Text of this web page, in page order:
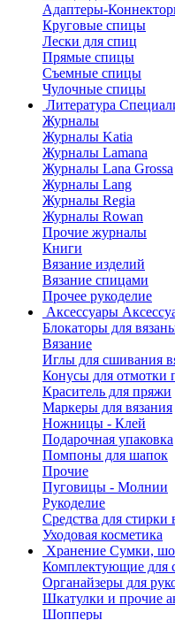
Адаптеры-
Круговые спицы
Лески для спиц
Прямые спицы
Съемные спицы
Чулочные спицы
Литература
Журналы
Журналы Katia
Журналы Lamana
Журналы Lana Grossa
Журналы Lang
Журналы Regia
Журналы Rowan
Прочие журналы
Книги
Вязание изделий
Вязание спицами
Прочее рукоделие
Аксессуары
Блокаторы для
Вязание
Иглы для сшивания
Конусы для отмотки
Краситель для пряжи
Маркеры для вязания
Ножницы - Клей
Подарочная упаковка
Помпоны для шапок
Прочие
Пуговицы - Молнии
Рукоделие
Средства для стирки
Уходовая косметика
Хранение Сумки,
Комплектующие для
Органайзеры для
Шкатулки и прочие
Шопперы